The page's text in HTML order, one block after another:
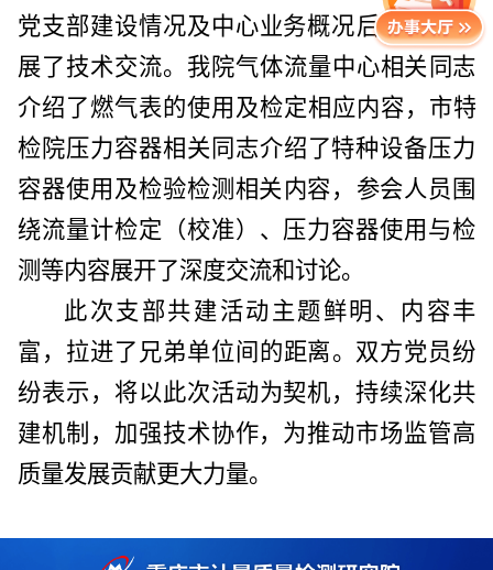
党支部建设情况及中心业务概况后，双方开
展了技术交流。我院气体流量中心相关 同志
介绍了燃气表的使用 及检定相应内容， 市特
检院压力容器相关 同志介绍了特种设备压力
容器使用及检验检测相关 内容， 参会人员围
绕流量计检定（校准） 、压力容器使用与检
测等内容展开了深度交流和讨论。
此次支部共建活动主题鲜明、内容丰
富， 拉进了兄弟单位间的距离。双方党员纷
纷表示，将以此次活动为契机，持续深化共
建机制，加强技术协作，为推动市场监管高
质量发展贡献更大力量。